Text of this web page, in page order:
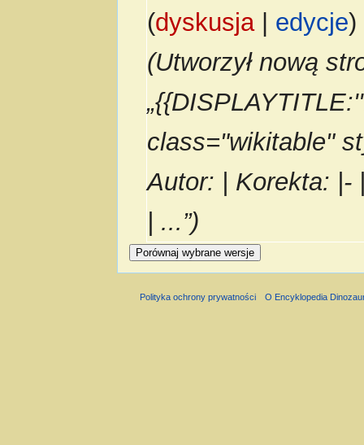
(dyskusja| edycje)
(Utworzył nową
class="wikitable"
Autor: | Korekta: |-
| ...”)
Polityka ochrony prywatności O Encyklopedia